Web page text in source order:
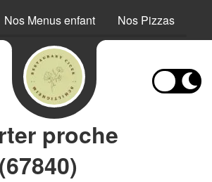
Nos Menus enfant Nos Pizzas
proche